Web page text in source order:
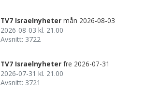
TV7 Israelnyheter mån 2026-08-03
2026-08-03 kl. 21.00
Avsnitt: 3722
TV7 Israelnyheter fre 2026-07-31
2026-07-31 kl. 21.00
Avsnitt: 3721